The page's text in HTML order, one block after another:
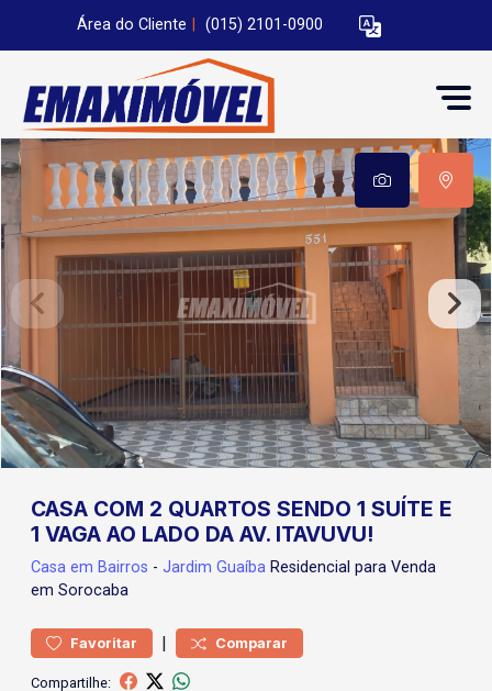
Área do Cliente (015) 2101-0900
CASA COM 2 QUARTOS SENDO 1 SUÍTE E
1 VAGA AO LADO DA AV. ITAVUVU!
Casa em Bairros - Jardim Guaíba Residencial para Venda
em Sorocaba
Favoritar | Comparar
Compartilhe: